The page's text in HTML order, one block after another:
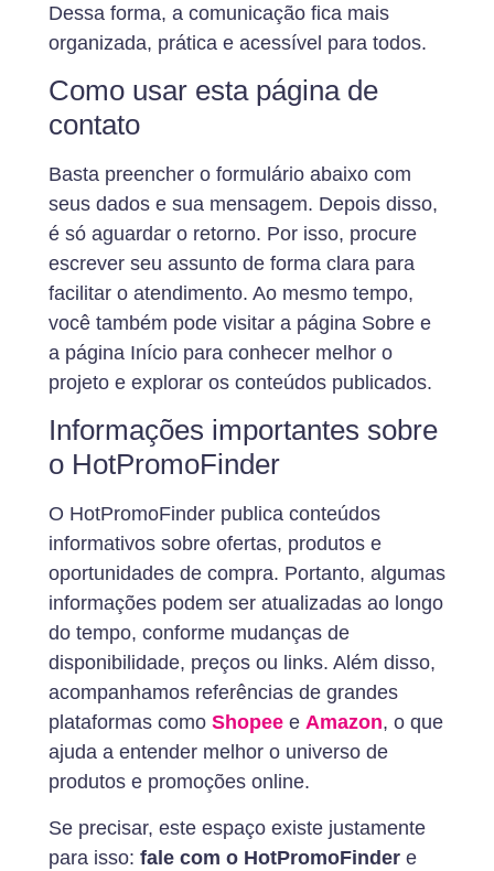
Dessa forma, a comunicação fica mais
organizada, prática e acessível para todos.
Como usar esta página de
contato
Basta preencher o formulário abaixo com
seus dados e sua mensagem. Depois disso,
é só aguardar o retorno. Por isso, procure
escrever seu assunto de forma clara para
facilitar o atendimento. Ao mesmo tempo,
você também pode visitar a página Sobre e
a página Início para conhecer melhor o
projeto e explorar os conteúdos publicados.
Informações importantes sobre
o HotPromoFinder
O HotPromoFinder publica conteúdos
informativos sobre ofertas, produtos e
oportunidades de compra. Portanto, algumas
informações podem ser atualizadas ao longo
do tempo, conforme mudanças de
disponibilidade, preços ou links. Além disso,
acompanhamos referências de grandes
plataformas como Shopee e Amazon, o que
ajuda a entender melhor o universo de
produtos e promoções online.
Se precisar, este espaço existe justamente
para isso: fale com o HotPromoFinder e